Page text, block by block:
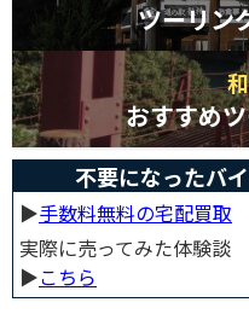
ツーリン
おすすめ
不要になったバ
▶︎手数料無料の宅配買取
実際に売ってみた体験談
▶︎こちら